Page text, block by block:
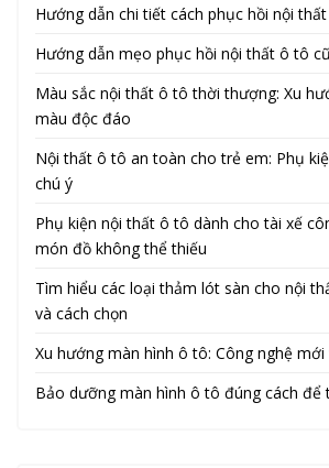
Hướng dẫn chi tiết cách phục hồi nội
Hướng dẫn mẹo phục hồi nội thất ô tô
Màu sắc nội thất ô tô thời thượng: Xu
màu độc đáo
Nội thất ô tô an toàn cho trẻ em: Phụ
chú ý
Phụ kiện nội thất ô tô dành cho tài xế
món đồ không thể thiếu
Tìm hiểu các loại thảm lót sàn cho nội
và cách chọn
Xu hướng màn hình ô tô: Công nghệ mới
Bảo dưỡng màn hình ô tô đúng cách để